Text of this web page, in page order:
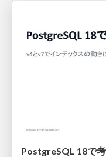
PostgreSQL 18で